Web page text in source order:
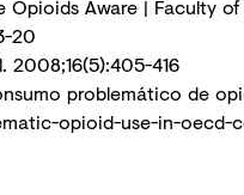
Opioids Aware | Faculty
20
2008;16(5):405-416
problemático de
opioid-use-in-oecd-